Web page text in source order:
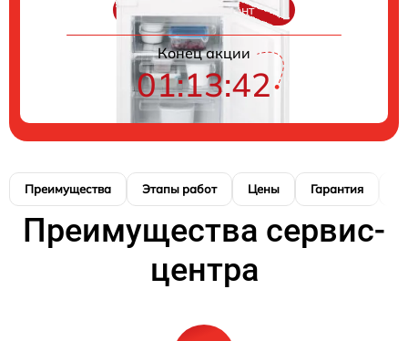
Цены на ремонт
Конец акции
01:13:41
Преимущества Этапы работ Цены Гарантия
Преимущества сервис-
центра